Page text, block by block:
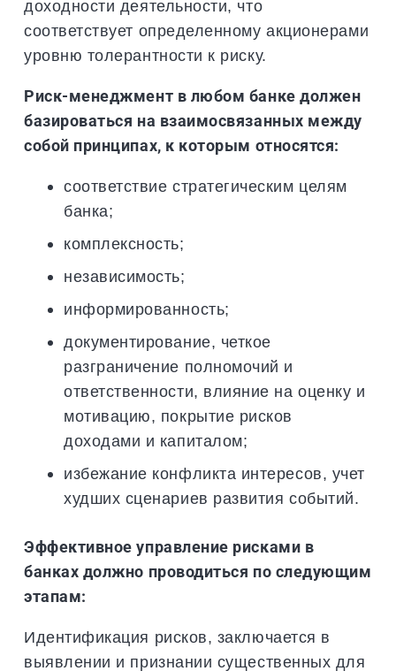
доходности деятельности, что
соответствует определенному акционерами
уровню толерантности к риску.
Риск-менеджмент в любом банке должен
базироваться на взаимосвязанных между
собой принципах, к которым относятся:
соответствие стратегическим целям
банка;
комплексность;
независимость;
информированность;
документирование, четкое
разграничение полномочий и
ответственности, влияние на оценку и
мотивацию, покрытие рисков
доходами и капиталом;
избежание конфликта интересов, учет
худших сценариев развития событий.
Эффективное управление рисками в
банках должно проводиться по следующим
этапам:
Идентификация рисков, заключается в
выявлении и признании существенных для